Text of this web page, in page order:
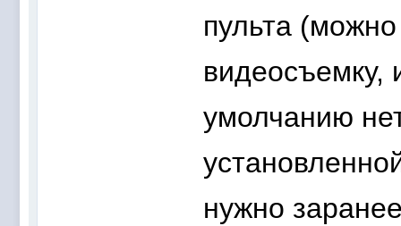
пульта
умолчанию
нужно